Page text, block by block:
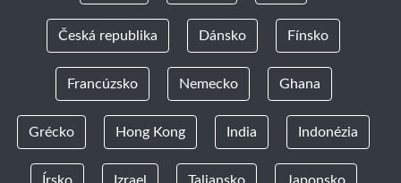
Česká republika Dánsko Fínsko
Francúzsko Nemecko Ghana
Grécko Hong Kong India Indonézia